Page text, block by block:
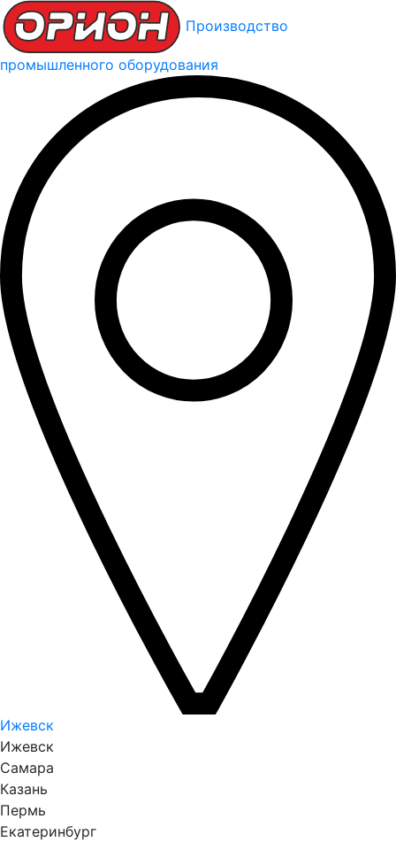
Производство
промышленного оборудования
Ижевск
Ижевск
Самара
Казань
Пермь
Екатеринбург